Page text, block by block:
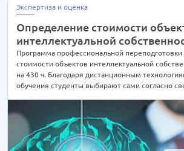
Экспертиза и оценка
Определение стоимости
интеллектуальной
Программа профессиональной
стоимости объектов интеллектуальной
на 430 ч. Благодаря дистанционным
обучения студенты выбирают сами согласно
СОКРАЩЕНА В 2 РАЗА! Подробности уточняйте
или отправьте нам заявку для консультации.